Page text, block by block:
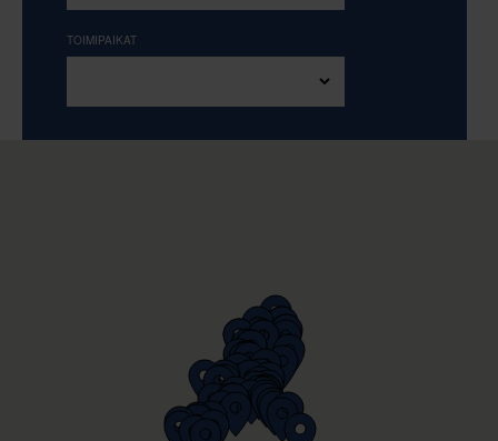
TOIMIPAIKAT